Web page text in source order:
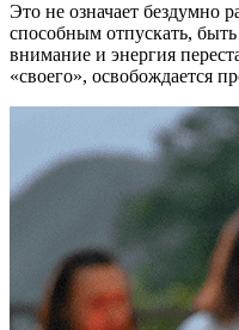
Это не означает бездумно
способным отпускать,
внимание и энергия
«своего», освобождается